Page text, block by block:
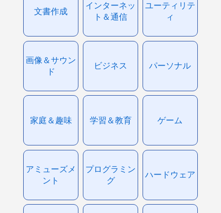
文書作成
インターネッ
ト＆通信
ユーティリテ
ィ
画像＆サウン
ド
ビジネス パーソナル
家庭＆趣味 学習＆教育 ゲーム
アミューズメ
ント
プログラミン
グ
ハードウェア